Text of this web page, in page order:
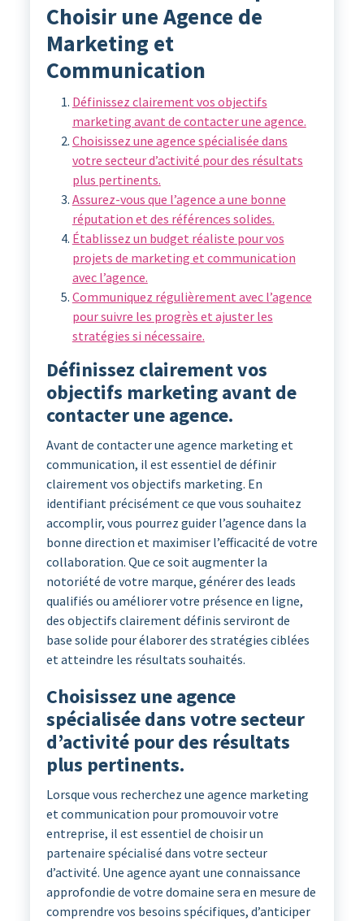
Choisir une Agence de
Marketing et
Communication
Définissez clairement vos objectifs
marketing avant de contacter une agence.
Choisissez une agence spécialisée dans
votre secteur d’activité pour des résultats
plus pertinents.
Assurez-vous que l’agence a une bonne
réputation et des références solides.
Établissez un budget réaliste pour vos
projets de marketing et communication
avec l’agence.
Communiquez régulièrement avec l’agence
pour suivre les progrès et ajuster les
stratégies si nécessaire.
Définissez clairement vos
objectifs marketing avant de
contacter une agence.
Avant de contacter une agence marketing et
communication, il est essentiel de définir
clairement vos objectifs marketing. En
identifiant précisément ce que vous souhaitez
accomplir, vous pourrez guider l’agence dans la
bonne direction et maximiser l’efficacité de votre
collaboration. Que ce soit augmenter la
notoriété de votre marque, générer des leads
qualifiés ou améliorer votre présence en ligne,
des objectifs clairement définis serviront de
base solide pour élaborer des stratégies ciblées
et atteindre les résultats souhaités.
Choisissez une agence
spécialisée dans votre secteur
d’activité pour des résultats
plus pertinents.
Lorsque vous recherchez une agence marketing
et communication pour promouvoir votre
entreprise, il est essentiel de choisir un
partenaire spécialisé dans votre secteur
d’activité. Une agence ayant une connaissance
approfondie de votre domaine sera en mesure de
comprendre vos besoins spécifiques, d’anticiper